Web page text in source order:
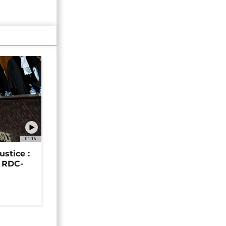
01:16
: